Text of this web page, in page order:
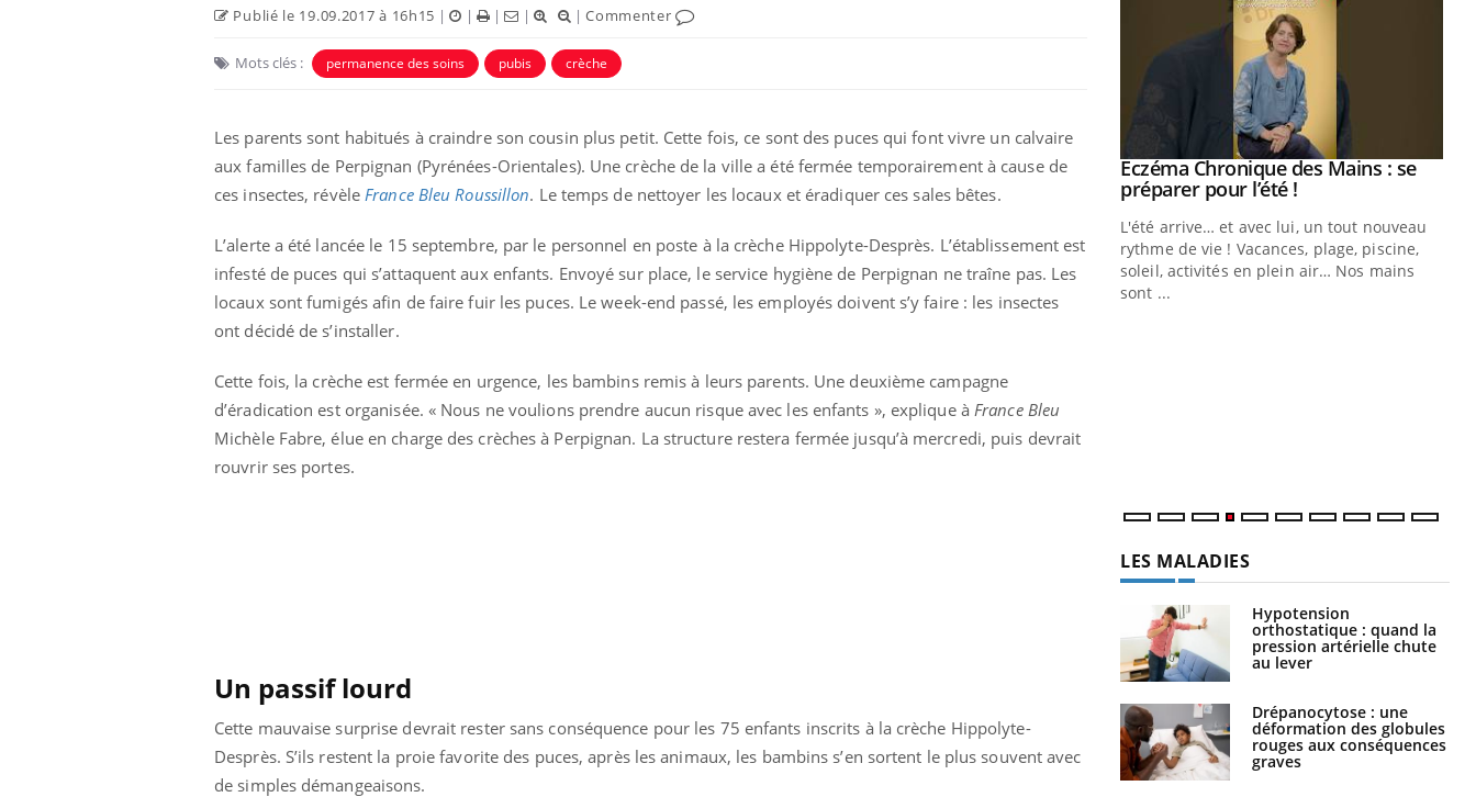
Publié le 19.09.2017 à 16h15 | | | | |Commenter
Mots clés : permanence des soins pubis crèche
Les parents sont habitués à craindre son cousin plus petit. Cette fois, ce sont des puces qui font vivre un calvaire
aux familles de Perpignan (Pyrénées-Orientales). Une crèche de la ville a été fermée temporairement à cause de
ces insectes, révèle France Bleu Roussillon. Le temps de nettoyer les locaux et éradiquer ces sales bêtes.
L’alerte a été lancée le 15 septembre, par le personnel en poste à la crèche Hippolyte-Desprès. L’établissement est
infesté de puces qui s’attaquent aux enfants. Envoyé sur place, le service hygiène de Perpignan ne traîne pas. Les
locaux sont fumigés afin de faire fuir les puces. Le week-end passé, les employés doivent s’y faire : les insectes
ont décidé de s’installer.
Cette fois, la crèche est fermée en urgence, les bambins remis à leurs parents. Une deuxième campagne
d’éradication est organisée. « Nous ne voulions prendre aucun risque avec les enfants », explique à France Bleu
Michèle Fabre, élue en charge des crèches à Perpignan. La structure restera fermée jusqu’à mercredi, puis devrait
rouvrir ses portes.
Un passif lourd
Cette mauvaise surprise devrait rester sans conséquence pour les 75 enfants inscrits à la crèche Hippolyte-
Desprès. S’ils restent la proie favorite des puces, après les animaux, les bambins s’en sortent le plus souvent avec
de simples démangeaisons.
Eczéma Chronique des Mains :
expliquer ma maladieYoutube
d'autres non ! D'un côté, poser des
questions sur la maladie d'un proche c'est
Youtube
Carence en fer : comprendre pour
prévenir Youtube
même alopécie… Les symptômes de la
carence en fer sont multiples ce qui la rend
...
Youtube
Insuline & Charge mentale : et si on
osait en parler??Youtube
reste entourée d'idées reçues chez les
patients comme parfois chez les soignants.
Youtube
Eczéma Chronique des Mains : se
préparer pour l’été !Youtube
L'été arrive… et avec lui, un tout nouveau
rythme de vie ! Vacances, plage, piscine,
soleil, activités en plein air… Nos mains
sont ...
LES MALADIES
Hypotension
orthostatique : quand la
pression artérielle chute
au lever
Drépanocytose : une
déformation des globules
rouges aux conséquences
graves